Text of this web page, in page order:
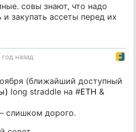
совы знают, что надо
и закупать ассеты перед их
год назад
(ближайший доступный
long straddle на #ETH &
слишком дорого.